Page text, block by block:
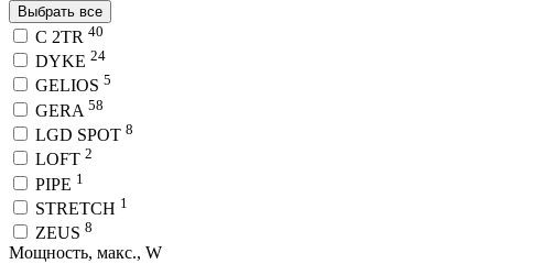
Выбрать все
C 2TR 40
DYKE 24
GELIOS 5
GERA 58
LGD SPOT 8
LOFT 2
PIPE 1
STRETCH 1
ZEUS 8
Мощность, макс., W